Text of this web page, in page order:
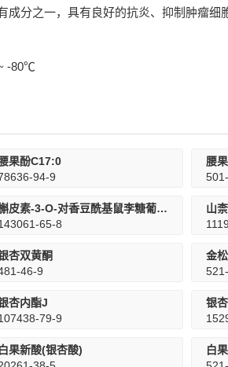
成分之一，具有良好的抗炎、抑制肿瘤
-80℃
果酚C17:0
94-9
腰
槲皮素-3-O-对香豆酰基鼠李糖葡萄糖苷
65-8
杏双黄酮
46-9
金
杏内酯J
79-9
银
白果新酸(银杏酸)
白